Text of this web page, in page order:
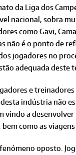
da Liga dos
nacional, sobra
como Gavi,
não é o ponto de
jogadores no
adequada deste
e
indústria não
vindo a
como as
oposto.